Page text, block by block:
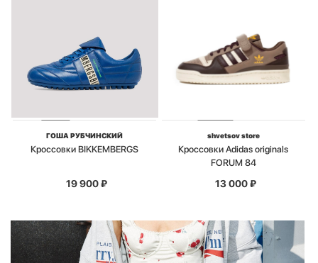
ГОША РУБЧИНСКИЙ
Кроссовки BIKKEMBERGS
19 900₽
shvetsov store
Кроссовки Adidas originals
FORUM 84
13 000₽